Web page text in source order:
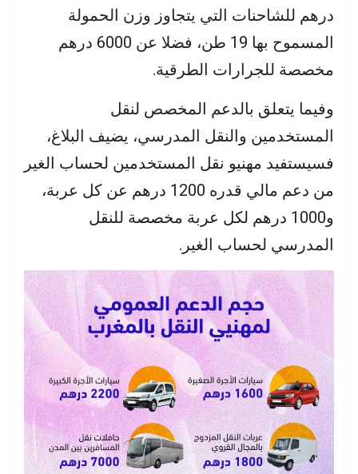
درهم للشاحنات التي يتجاوز وزن الحمولة
المسموح بها 19 طن، فضلا عن 6000 درهم
مخصصة للجرارات الطرقية.
وفيما يتعلق بالدعم المخصص لنقل
المستخدمين والنقل المدرسي، يضيف البلاغ،
فسيستفيد مهنيو نقل المستخدمين لحساب الغير
من دعم مالي قدره 1200 درهم عن كل عربة،
و1000 درهم لكل عربة مخصصة للنقل
المدرسي لحساب الغير.